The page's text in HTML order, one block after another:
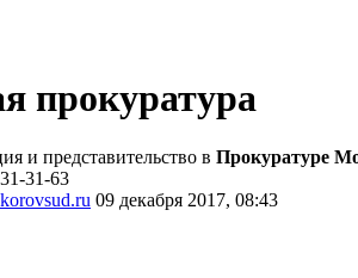
прокуратура
и представительство в Прокуратуре
31-63
09 декабря 2017, 08:43